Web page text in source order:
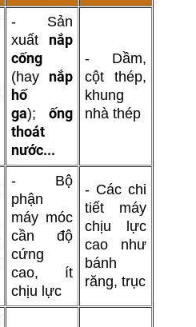
- Sản
xuất nắp
cống
(hay nắp
hố
ga); ống
thoát
nước...
- Dầm,
cột thép,
khung
nhà thép
- Bộ
phận
máy móc
cần độ
cứng
cao, ít
chịu lực
- Các chi
tiết máy
chịu lực
cao như
bánh
răng, trục